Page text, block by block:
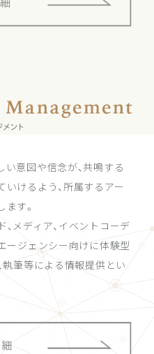
意図や信念が、共鳴する
けるよう、所属するアー
す。
メディア、イベントコーデ
ージェンシー向けに体験型
執筆等による情報提供とい